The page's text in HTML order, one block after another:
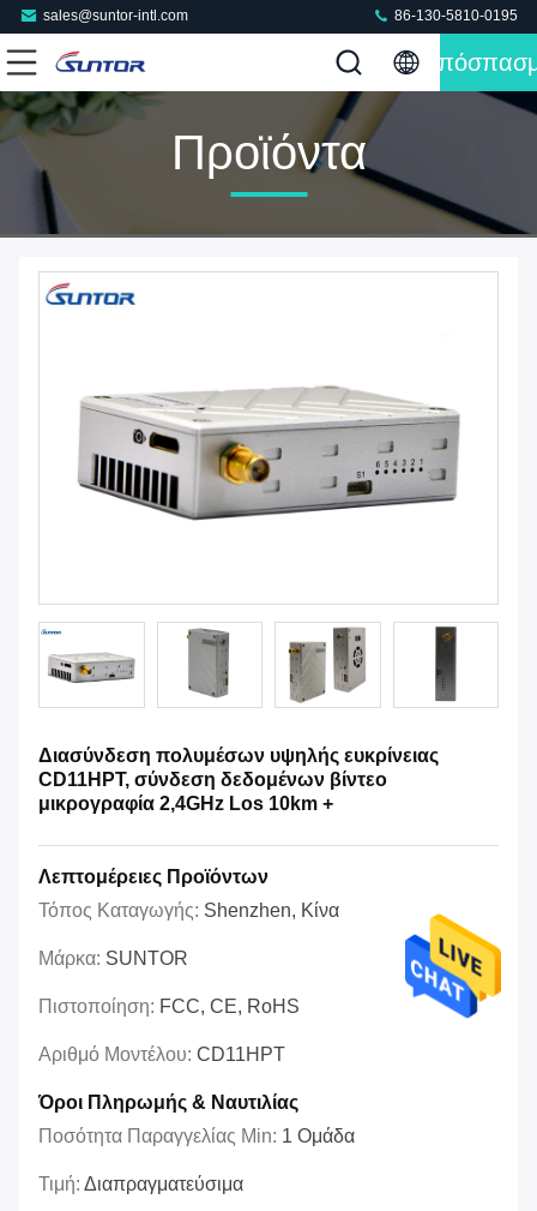
sales@suntor-intl.com 86-130-5810-0195
Προϊόντα
Διασύνδεση πολυμέσων υψηλής ευκρίνειας
CD11HPT, σύνδεση δεδομένων βίντεο
μικρογραφία 2,4GHz Los 10km +
Λεπτομέρειες Προϊόντων
Τόπος Καταγωγής: Shenzhen, Κίνα
Μάρκα: SUNTOR
Πιστοποίηση: FCC, CE, RoHS
Αριθμό Μοντέλου: CD11HPT
Όροι Πληρωμής & Ναυτιλίας
Ποσότητα Παραγγελίας Min: 1 Ομάδα
Τιμή: Διαπραγματεύσιμα